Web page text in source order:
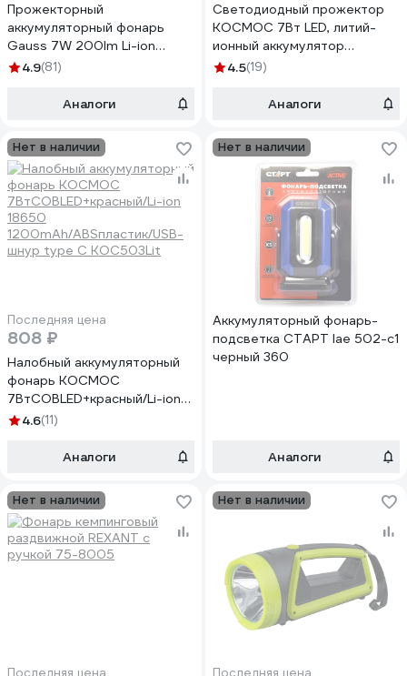
Прожекторный
аккумуляторный фонарь
Gauss 7W 200lm Li-ion
3000mAh LED GF601
4.9(81)
Аналоги
Светодиодный прожектор
КОСМОС 7Вт LED, литий-
ионный аккумулятор
4800мАч, 30х0,5Вт режим
4.5(19)
Аналоги
Нет в наличии
Последняя цена
808 ₽
Налобный аккумуляторный
фонарь КОСМОС
7ВтCOBLED+красный/Li-ion
18650
шнур type C KOC503Lit
4.6(11)
Аналоги
Нет в наличии
Аккумуляторный фонарь-
подсветка СТАРТ lae 502-c1
черный 360
Аналоги
Нет в наличии
Последняя цена
Нет в наличии
Последняя цена